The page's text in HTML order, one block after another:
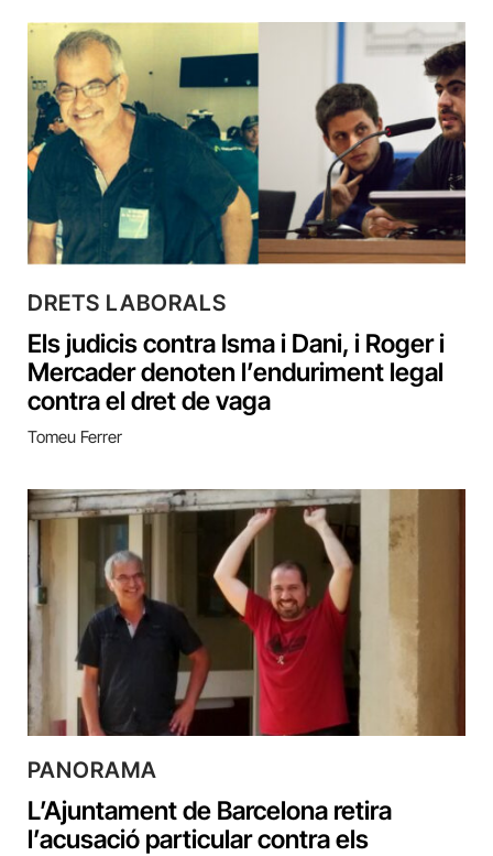
DRETS LABORALS
Els judicis contra Isma i Dani, i Roger i
Mercader denoten l’enduriment legal
contra el dret de vaga
Tomeu Ferrer
PANORAMA
L’Ajuntament de Barcelona retira
l’acusació particular contra els